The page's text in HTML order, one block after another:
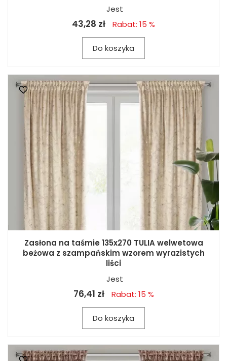
Jest
43,28 zł Rabat: 15 %
Do koszyka
Zasłona na taśmie 135x270 TULIA welwetowa
beżowa z szampańskim wzorem wyrazistych
liści
Jest
76,41 zł Rabat: 15 %
Do koszyka